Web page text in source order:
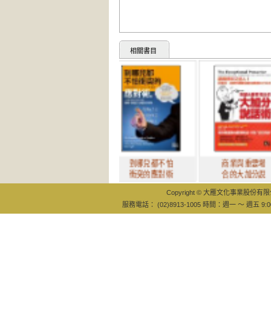
相關書目
到哪兒都不怕
衝突的應對術
商業與重要場
合的大加分說
Copyright © 大雁文化事業股份有
服務電話： (02)8913-1005 時間：週一 ～ 週五